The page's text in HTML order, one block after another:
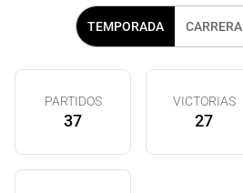
TEMPORADA CARRERA
PARTIDOS
37
VICTORIAS
27